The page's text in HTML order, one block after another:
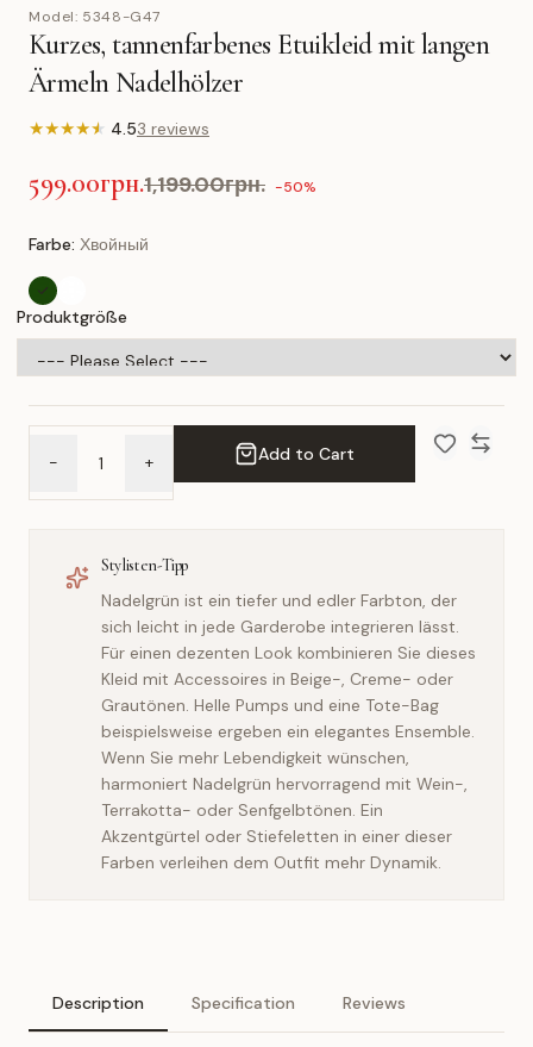
Model: 5348-G47
Kurzes, tannenfarbenes Etuikleid mit langen
Ärmeln Nadelhölzer
★★★★★ 4.53 reviews
599.00грн.1,199.00грн. -50%
Farbe: Хвойный
Produktgröße
- + Add to Cart
Stylisten-Tipp
Nadelgrün ist ein tiefer und edler Farbton, der
sich leicht in jede Garderobe integrieren lässt.
Für einen dezenten Look kombinieren Sie dieses
Kleid mit Accessoires in Beige-, Creme- oder
Grautönen. Helle Pumps und eine Tote-Bag
beispielsweise ergeben ein elegantes Ensemble.
Wenn Sie mehr Lebendigkeit wünschen,
harmoniert Nadelgrün hervorragend mit Wein-,
Terrakotta- oder Senfgelbtönen. Ein
Akzentgürtel oder Stiefeletten in einer dieser
Farben verleihen dem Outfit mehr Dynamik.
Description Specification Reviews